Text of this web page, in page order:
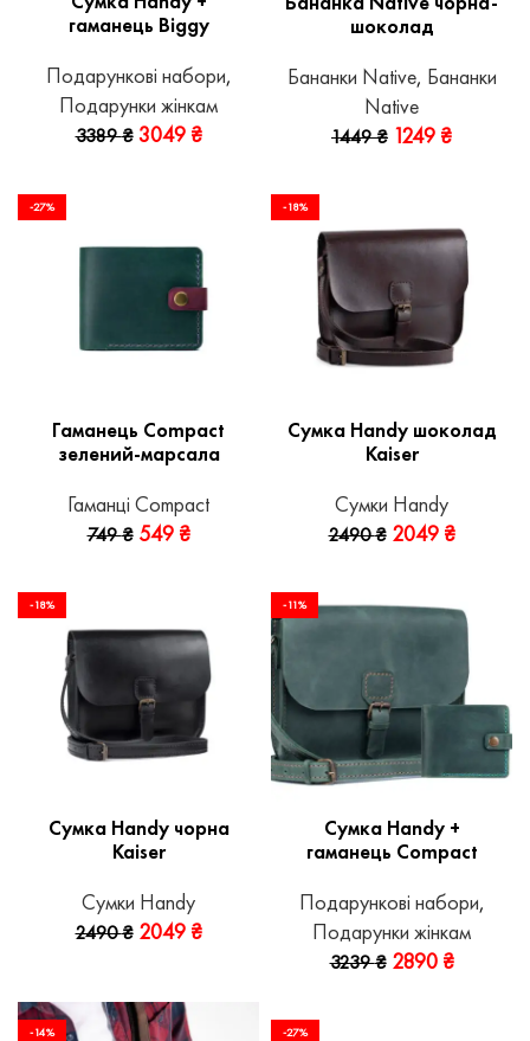
гаманець Biggy
Подарункові набори,
Подарунки жінкам
3389₴ 3049 ₴
шоколад
Бананки Native, Бананки
Native
1449₴ 1249 ₴
-27%
Гаманець Compact
зелений-марсала
Гаманці Compact
749₴ 549 ₴
-18%
Сумка Handy шоколад
Kaiser
Сумки Handy
2490₴ 2049 ₴
-18%
Сумка Handy чорна
Kaiser
Сумки Handy
2490₴ 2049 ₴
-11%
Сумка Handy +
гаманець Compact
Подарункові набори,
Подарунки жінкам
3239₴ 2890 ₴
-14% -27%